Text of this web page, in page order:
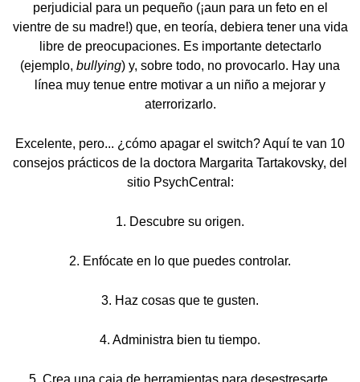
perjudicial para un pequeño (¡aun para un feto en el
vientre de su madre!) que, en teoría, debiera tener una vida
libre de preocupaciones. Es importante detectarlo
(ejemplo, bullying) y, sobre todo, no provocarlo. Hay una
línea muy tenue entre motivar a un niño a mejorar y
aterrorizarlo.
Excelente, pero... ¿cómo apagar el switch? Aquí te van 10
consejos prácticos de la doctora Margarita Tartakovsky, del
sitio PsychCentral:
1. Descubre su origen.
2. Enfócate en lo que puedes controlar.
3. Haz cosas que te gusten.
4. Administra bien tu tiempo.